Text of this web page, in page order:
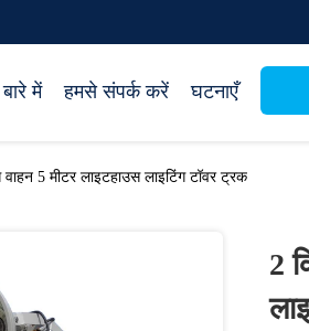
में हमसे संपर्क करें घटनाएँ
5 मीटर लाइटहाउस लाइटिंग टॉवर ट्रक
2